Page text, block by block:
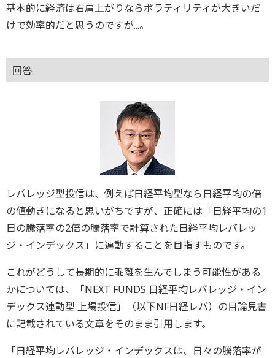
基本的に経済は右肩上がりならボラティリティが大きいだ
けで効率的だと思うのですが...。
回答
レバレッジ型投信は、例えば日経平均型なら日経平均の倍
の値動きになると思いがちですが、正確には「日経平均の1
日の騰落率の2倍の騰落率で計算された日経平均レバレッ
ジ・インデックス」に連動することを目指すものです。
これがどうして長期的に乖離を生んでしまう可能性がある
かについては、「NEXT FUNDS 日経平均レバレッジ・イン
デックス連動型 上場投信」（以下NF日経レバ）の目論見書
に記載されている文章をそのまま引用します。
「日経平均レバレッジ・インデックスは、日々の騰落率が